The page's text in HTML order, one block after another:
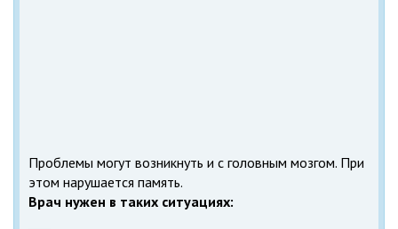
Проблемы могут возникнуть и с головным мозгом. При
этом нарушается память.
Врач нужен в таких ситуациях: